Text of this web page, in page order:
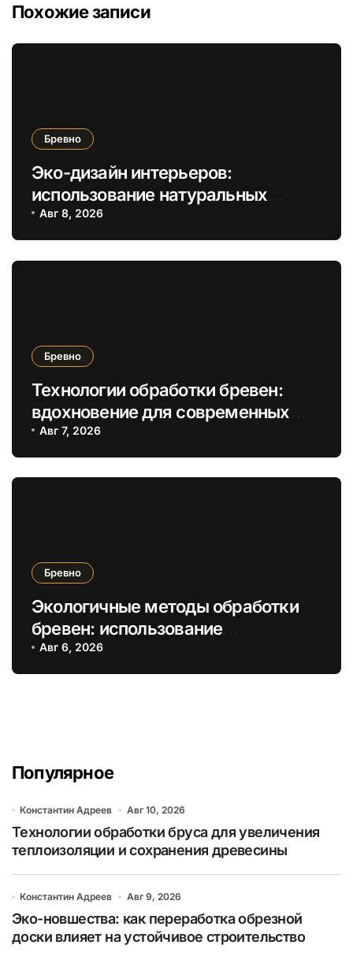
Похожие записи
Бревно
Эко-дизайн интерьеров:
использование натуральных
бревен для создания уникальных
элементов мебели и отделки
Авг 8, 2026
Бревно
Технологии обработки бревен:
вдохновение для современных
деревянных построек
Авг 7, 2026
Бревно
Экологичные методы обработки
бревен: использование
натуральных масел вместо
химикатов
Авг 6, 2026
Популярное
Константин Адреев Авг 10, 2026
Технологии обработки бруса для увеличения
теплоизоляции и сохранения древесины
Константин Адреев Авг 9, 2026
Эко-новшества: как переработка обрезной
доски влияет на устойчивое строительство